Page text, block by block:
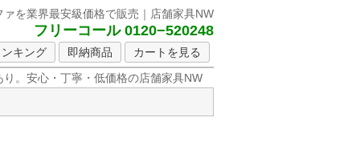
ァを業界最安級価格で販売｜店舗家具NW
フリーコール 0120−520248
キング 即納商品
カートを見る
。安心・丁寧・低価格の店舗家具NW